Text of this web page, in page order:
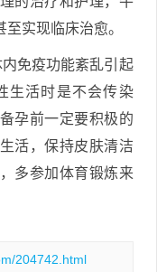
实现临床治愈。
免疫功能紊乱引起
生活时是不会传染
孕前一定要积极的
活，保持皮肤清洁
多参加体育锻炼来
204742.html